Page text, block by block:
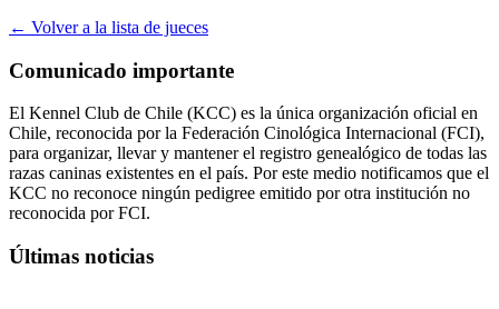
← Volver a la lista de jueces
Comunicado importante
El Kennel Club de Chile (KCC) es la única organización oficial en
Chile, reconocida por la Federación Cinológica Internacional (FCI),
para organizar, llevar y mantener el registro genealógico de todas las
razas caninas existentes en el país. Por este medio notificamos que el
KCC no reconoce ningún pedigree emitido por otra institución no
reconocida por FCI.
Últimas noticias